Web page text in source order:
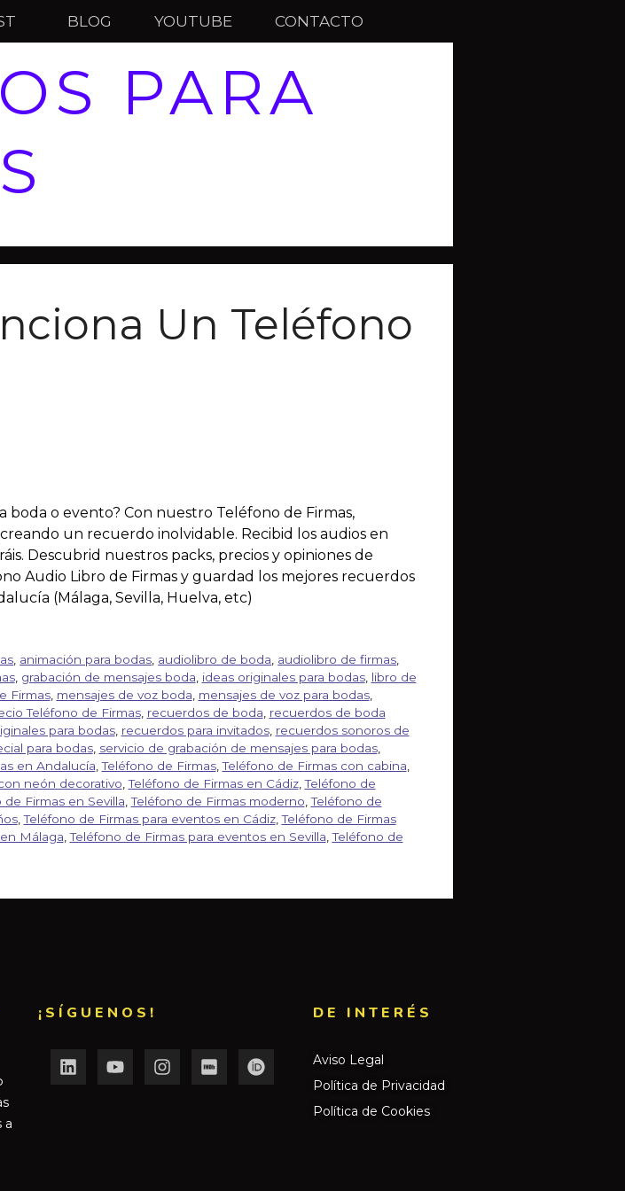
BLOG YOUTUBE CONTACTO
PARA
Un Teléfono
o evento? Con nuestro Teléfono de Firmas,
un recuerdo inolvidable. Recibid los audios en
Descubrid nuestros packs, precios y opiniones de
Audio Libro de Firmas y guardad los mejores recuerdos
(Málaga, Sevilla, Huelva, etc)
animación para bodas audiolibro de boda audiolibro de firmas
, grabación de mensajes boda ideas originales para bodas, libro de
Firmas, mensajes de voz boda mensajes de voz para bodas,
Teléfono de Firmas, recuerdos de boda recuerdos de boda
para bodas, recuerdos para invitados, recuerdos sonoros de
para bodas, servicio de grabación de mensajes para bodas,
en Andalucía ,Teléfono de Firmas,Teléfono de Firmas con cabina
neón decorativo ,Teléfono de Firmas en Cádiz,Teléfono de
de Firmas en Sevilla ,Teléfono de Firmas moderno ,Teléfono de
,Teléfono de Firmas para eventos en Cádiz,Teléfono de Firmas
Málaga ,Teléfono de Firmas para eventos en Sevilla ,Teléfono de
a
¡SÍGUENOS! DE INTERÉS​
Aviso Legal
Política de Privacidad
Política de Cookies